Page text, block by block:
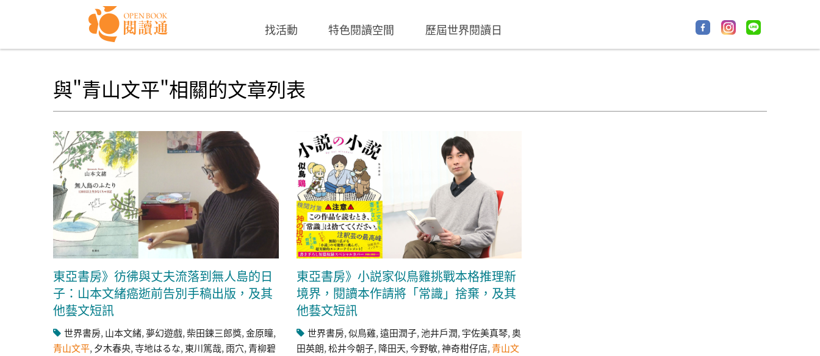
找活動 特色閱讀空間 歷屆世界閱讀日
與"青山文平"相關的文章列表
東亞書房》彷彿與丈夫流落到無人島的日
子：山本文緒癌逝前告別手稿出版，及其
他藝文短訊
世界書房,山本文緒,夢幻遊戲,柴田鍊三郎獎,金原瞳,
青山文平,夕木春央,寺地はるな,東川篤哉,雨穴,青柳碧
東亞書房》小説家似鳥雞挑戰本格推理新
境界，閱讀本作請將「常識」捨棄，及其
他藝文短訊
世界書房,似鳥雞,遠田潤子,池井戶潤,宇佐美真琴,奥
田英朗,松井今朝子,降田天,今野敏,神奇柑仔店,青山文